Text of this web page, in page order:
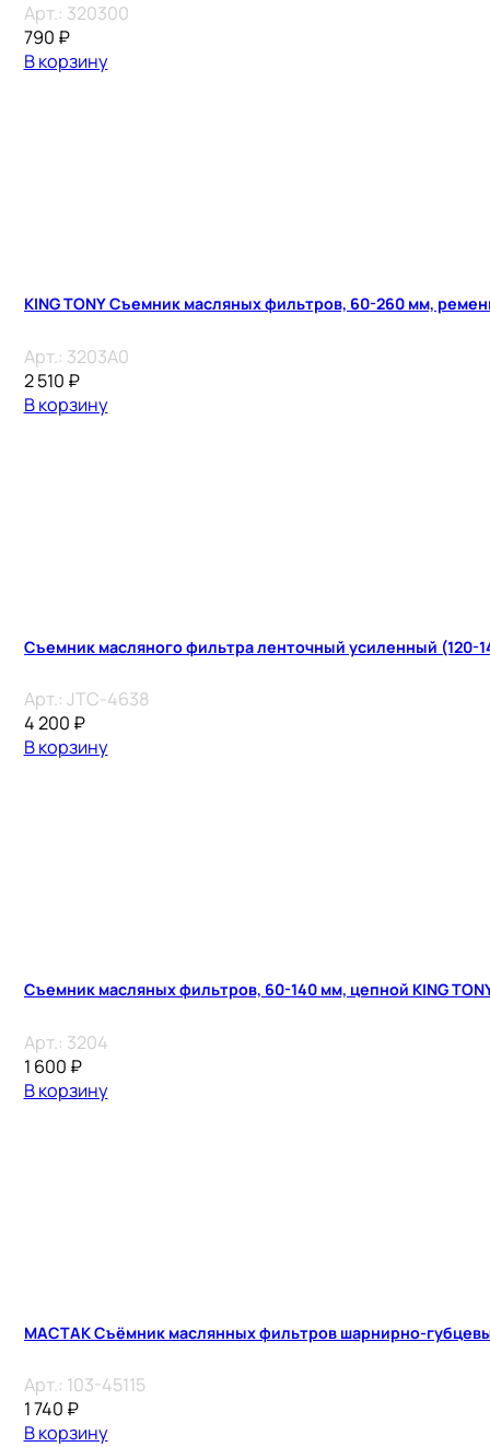
Арт.: 320300
790 ₽
В корзину
KING TONY Съемник масляных фильтров, 60-260 мм,
Арт.: 3203A0
2 510 ₽
В корзину
Съемник масляного фильтра ленточный усиленный (120-
Арт.: JTC-4638
4 200 ₽
В корзину
Съемник масляных фильтров, 60-140 мм, цепной KING
Арт.: 3204
1 600 ₽
В корзину
MACTAK Съёмник маслянных фильтров шарнирно-
Арт.: 103-45115
1 740 ₽
В корзину